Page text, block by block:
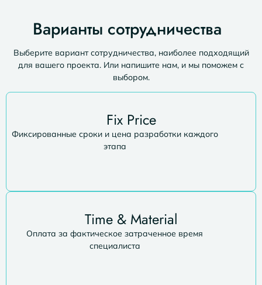
Варианты сотрудничества
Выберите вариант сотрудничества, наиболее подходящий
для вашего проекта. Или напишите нам, и мы поможем с
выбором.
Fix Price
Фиксированные сроки и цена разработки каждого
этапа
Time & Material
Оплата за фактическое затраченное время
специалиста